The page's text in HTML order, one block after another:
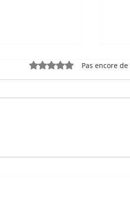
a
Noté 0 étoile sur 5.
Pas encore